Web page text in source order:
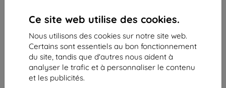
Ce site web utilise des cookies.
Nous utilisons des cookies sur notre site web.
Certains sont essentiels au bon fonctionnement
du site, tandis que d'autres nous aident à
analyser le trafic et à personnaliser le contenu
et les publicités.